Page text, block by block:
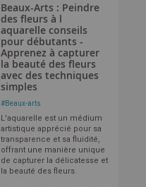
Beaux-Arts : Peindre
des fleurs à l
aquarelle conseils
pour débutants -
Apprenez à capturer
la beauté des fleurs
avec des techniques
simples
#Beaux-arts
L'aquarelle est un médium
artistique apprécié pour sa
transparence et sa fluidité,
offrant une manière unique
de capturer la délicatesse et
la beauté des fleurs.